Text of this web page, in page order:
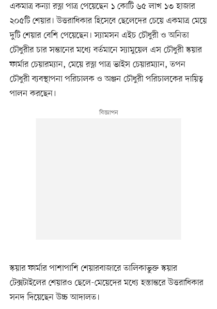
একমাত্র কন্যা রত্না পাত্র পেয়েছেন ১ কোটি ৬৫ লাখ ১৩ হাজার
২০৫টি শেয়ার। উত্তরাধিকার হিসেবে ছেলেদের চেয়ে একমাত্র মেয়ে
দুটি শেয়ার বেশি পেয়েছেন। স্যামসন এইচ চৌধুরী ও অনিতা
চৌধুরীর চার সন্তানের মধ্যে বর্তমানে স্যামুয়েল এস চৌধুরী স্কয়ার
ফার্মার চেয়ারম্যান, মেয়ে রত্না পাত্র ভাইস চেয়ারম্যান, তপন
চৌধুরী ব্যবস্থাপনা পরিচালক ও অঞ্জন চৌধুরী পরিচালকের দায়িত্ব
পালন করছেন।
স্কয়ার ফার্মার পাশাপাশি শেয়ারবাজারে তালিকাভুক্ত স্কয়ার
টেক্সটাইলের শেয়ারও ছেলে-মেয়েদের মধ্যে হস্তান্তরে উত্তরাধিকার
সনদ দিয়েছেন উচ্চ আদালত।